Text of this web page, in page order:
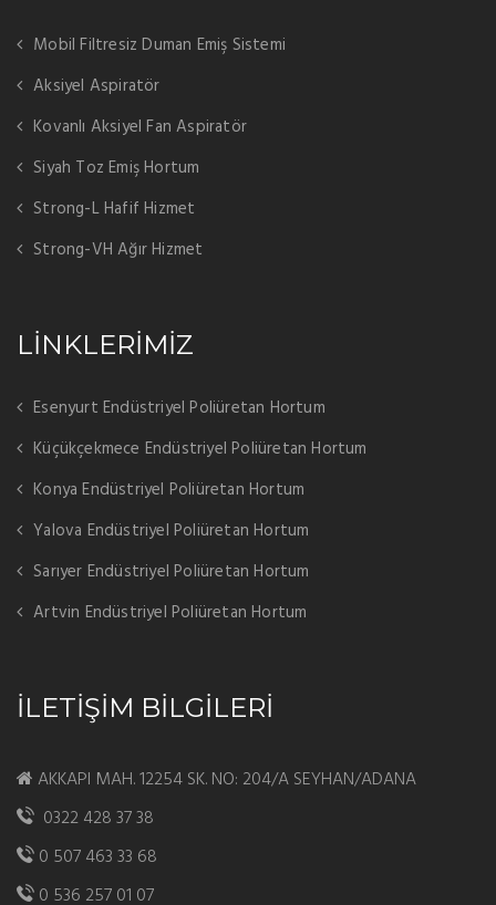
Mobil Filtresiz Duman Emiş Sistemi
Aksiyel Aspiratör
Kovanlı Aksiyel Fan Aspiratör
Siyah Toz Emiş Hortum
Strong-L Hafif Hizmet
Strong-VH Ağır Hizmet
LİNKLERİMİZ
Esenyurt Endüstriyel Poliüretan Hortum
Küçükçekmece Endüstriyel Poliüretan Hortum
Konya Endüstriyel Poliüretan Hortum
Yalova Endüstriyel Poliüretan Hortum
Sarıyer Endüstriyel Poliüretan Hortum
Artvin Endüstriyel Poliüretan Hortum
İLETİŞİM BİLGİLERİ
AKKAPI MAH. 12254 SK. NO: 204/A SEYHAN/ADANA
0322 428 37 38
0 507 463 33 68
0 536 257 01 07